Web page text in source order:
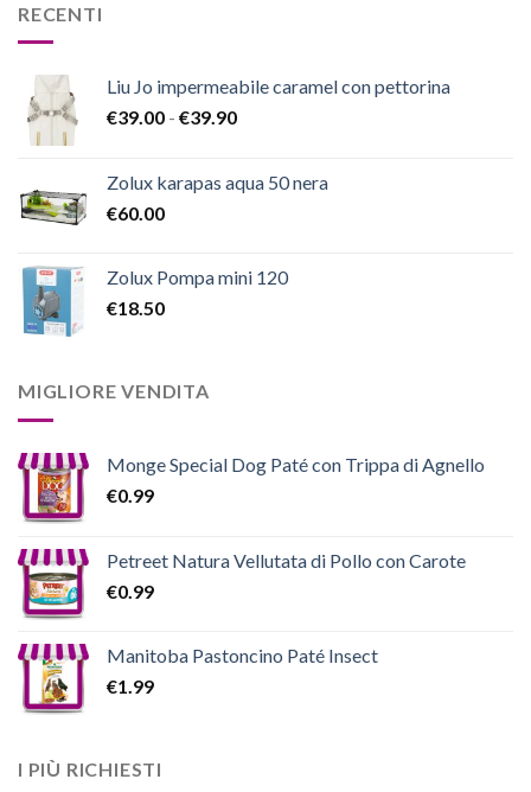
RECENTI
Liu Jo impermeabile caramel con pettorina
€39.00 - €39.90Fascia
da
Zolux karapas aqua 50 nera
€60.00
Zolux Pompa mini 120
€18.50
MIGLIORE VENDITA
Monge Special Dog Paté con Trippa di Agnello
€0.99
Petreet Natura Vellutata di Pollo con Carote
€0.99
Manitoba Pastoncino Paté Insect
€1.99
I PIÙ RICHIESTI